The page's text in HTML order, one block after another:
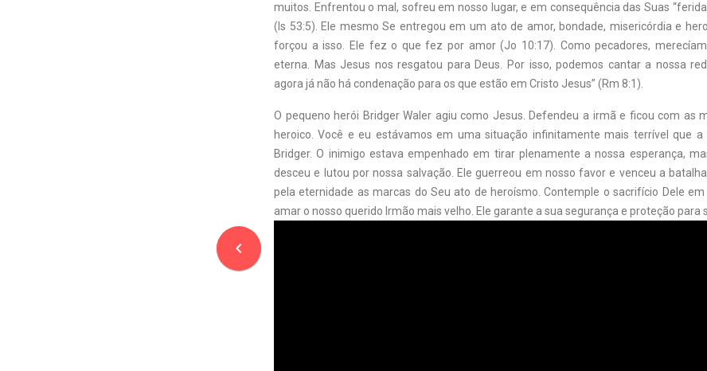
navigate_before
muitos. Enfrentou o mal, sofreu em nosso lugar, e em consequência das Suas
(Is 53:5). Ele mesmo Se entregou em um ato de amor, bondade, misericórdia e
forçou a isso. Ele fez o que fez por amor (Jo 10:17). Como pecadores,
eterna. Mas Jesus nos resgatou para Deus. Por isso, podemos cantar a nossa
agora já não há condenação para os que estão em Cristo Jesus” (Rm 8:1).
O pequeno herói Bridger Waler agiu como Jesus. Defendeu a irmã e ficou com as
heroico. Você e eu estávamos em uma situação infinitamente mais terrível que a
Bridger. O inimigo estava empenhado em tirar plenamente a nossa esperança,
desceu e lutou por nossa salvação. Ele guerreou em nosso favor e venceu a
pela eternidade as marcas do Seu ato de heroísmo. Contemple o sacrifício Dele em
amar o nosso querido Irmão mais velho. Ele garante a sua segurança e proteção para